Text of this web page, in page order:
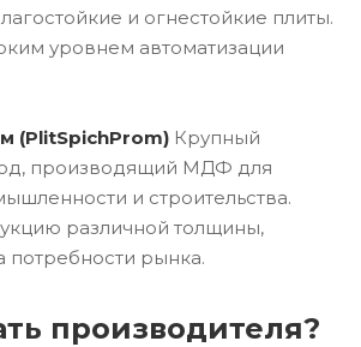
и огнестойкие плиты.
уровнем автоматизации
(PlitSpichProm) Крупный
производящий МДФ для
и строительства.
различной толщины,
потребности рынка.
производителя?